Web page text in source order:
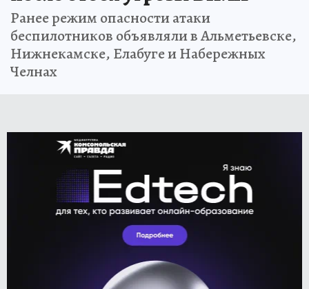
Ранее режим опасности атаки
беспилотников объявляли в Альметьевске,
Нижнекамске, Елабуге и Набережных
Челнах